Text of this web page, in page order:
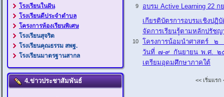
โรงเรียนในฝัน
โรงเรียนดีประจำตำบล
โครงการห้องเรียนพิเศษ
โรงเรียนสุจริต
โรงเรียนคุณธรรม สพฐ.
โรงเรียนมาตรฐานสากล
4.ข่าวประชาสัมพันธ์
9 อบรม Active Learning 22 ก
10
เกียรติบัตรการอบรมเชิง
จัดการเรียนรู้ตามหลักปรัช
โครงการน้อมนำศาสตร์ ๒
วันที่ ๗-๙ กันยายน พ.ศ. ๒
เตรียมอุดมศึกษาภาคใต้
<< เริ่มแรก